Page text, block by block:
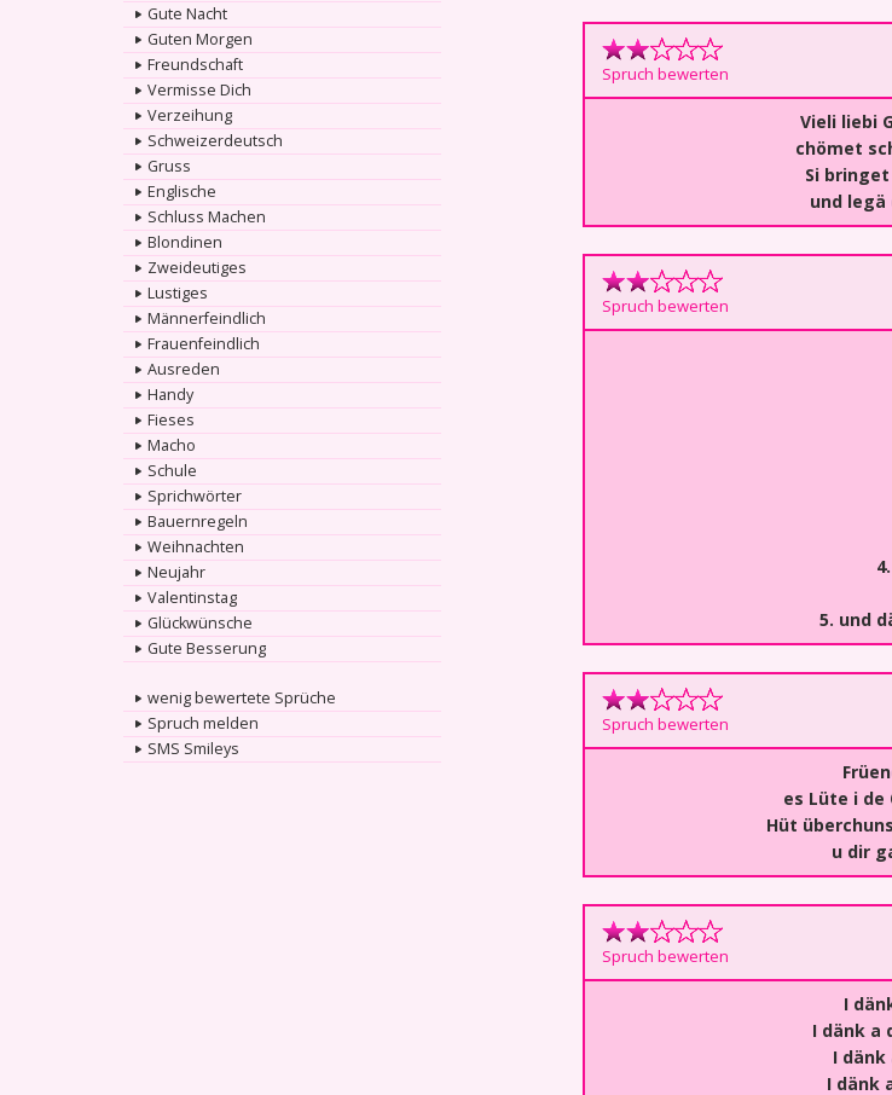
Gute Nacht
Guten Morgen
Freundschaft
Vermisse Dich
Verzeihung
Schweizerdeutsch
Gruss
Englische
Schluss Machen
Blondinen
Zweideutiges
Lustiges
Männerfeindlich
Frauenfeindlich
Ausreden
Handy
Fieses
Macho
Schule
Sprichwörter
Bauernregeln
Weihnachten
Neujahr
Valentinstag
Glückwünsche
Gute Besserung
wenig bewertete Sprüche
Spruch melden
SMS Smileys
Spruch bewerten
Vieli liebi
chömet
Si
und legä
Spruch bewerten
5. und
Spruch bewerten
es Lüte i de
Hüt
u dir
Spruch bewerten
I
I dänk a
I dänk
I dänk